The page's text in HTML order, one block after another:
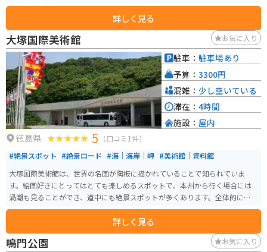
を目当てに全国からオフロードバイクが集まってきます。
詳しく見る
大塚国際美術館 お気に入り
徳島県 5 （口コミ1件）
#絶景スポット #絶景ロード #海｜海岸｜岬 #美術館｜資料館
大塚国際美術館は、世界の名画が陶板に描かれていることで知られていま
す。絵画好きにとってはとても楽しめるスポットで、本州から行く場合には
渦潮も見ることができ、道中にも絶景スポットが多くあります。全体的に綺麗
な場所に位置しています。
詳しく見る
駐車： 駐車場あり
予算： 3300円
混雑： 少し空いている
滞在： 4時間
施設： 屋内
鳴門公園 お気に入り